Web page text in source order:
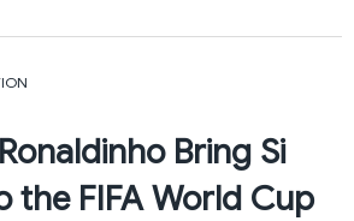
Bring Si
the FIFA World Cup